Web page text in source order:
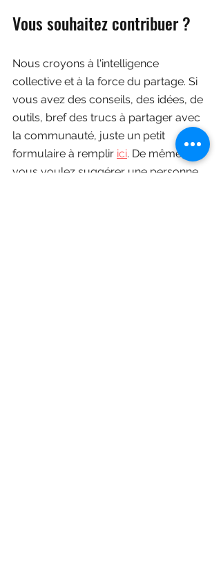
Vous souhaitez contribuer ?
Nous croyons à l'intelligence
collective et à la force du partage. Si
vous avez des conseils, des idées, de
outils, bref des trucs à partager avec
la communauté, juste un petit
formulaire à remplir ici. De même, si
vous voulez suggérer une personne